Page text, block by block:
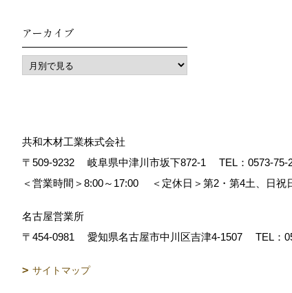
アーカイブ
共和木材工業株式会社
〒509-9232
岐阜県中津川市坂下872‐1 TEL： 0573-75-
＜営業時間＞8:00～17:00
＜定休日＞第2・第4土、日
名古屋営業所
〒454-0981
愛知県名古屋市中川区吉津4-1507 TEL：
サイトマップ